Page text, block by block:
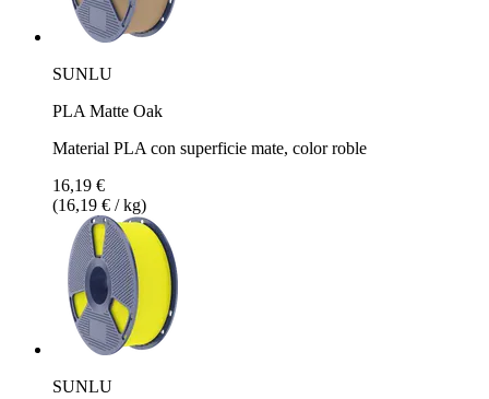
SUNLU
PLA Matte Oak
Material PLA con superficie mate, color roble
16,19 €
(16,19 € / kg)
SUNLU